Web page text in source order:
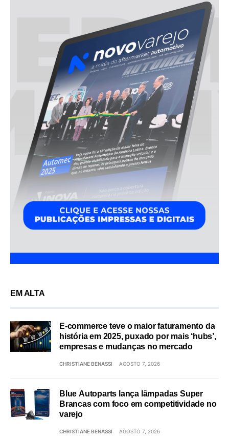
EM ALTA
E-commerce teve o maior faturamento da
história em 2025, puxado por mais ‘hubs’,
empresas e mudanças no mercado
CHRISTIANE BENASSI AGOSTO 7, 2026
Blue Autoparts lança lâmpadas Super
Brancas com foco em competitividade no
varejo
CHRISTIANE BENASSI AGOSTO 7, 2026